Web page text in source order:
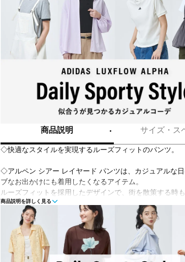
商品説明 サイズ・ス
◇快適なスタイルを実現するルーズフィットのパンツ。
◇アルペン シアー レイヤード パンツは、カジュアルな日
ブなお出かけにも着用したくなるアイテム。
ルーズフィットを採用したデザインで、街を散策する時
クスしている時も、思う存分動きの自由度を高めてくれる
メッシュ素材で作られており、柔らかな肌触りながらも
た通気性を誇る。
ミッドライズウエストバンドは快適なフィット感も確保
適。
シンプルなTシャツやスタイリッシュなトップスと合わせ
商品説明を詳しく見る